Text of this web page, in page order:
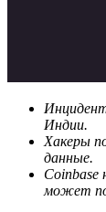
Индии.
Хакеры
данные.
Coinbase
может